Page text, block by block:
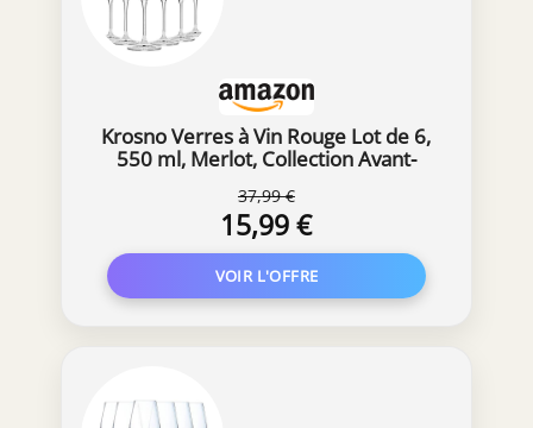
Krosno Verres à Vin Rouge Lot de 6,
550 ml, Merlot, Collection Avant-
37,99 €
15,99 €